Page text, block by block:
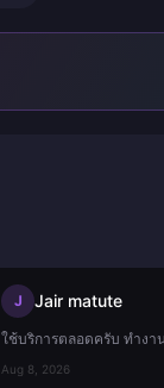
J Jair matute
ใช้บริการตลอดครับ ทำงา
Aug 8, 2026